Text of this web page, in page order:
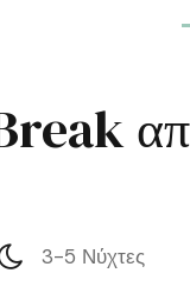
3-5 Νύχτες